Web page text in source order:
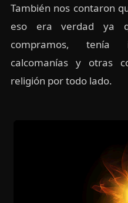
También nos contaron
eso era verdad ya
compramos, tenía
calcomanías y otras
religión por todo lado.